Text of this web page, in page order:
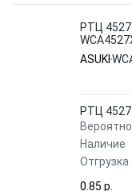
РТЦ 4527
ASUKI
РТЦ 4527
Наличие
Отгрузка
0.85 p.